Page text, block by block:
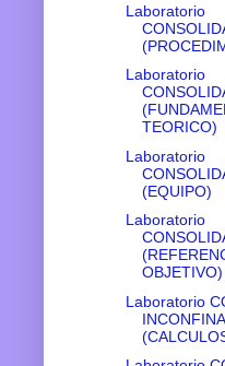
Laboratorio
Laboratorio
TEORICO)
Laboratorio
(EQUIPO)
Laboratorio
OBJETIVO)
Laboratorio